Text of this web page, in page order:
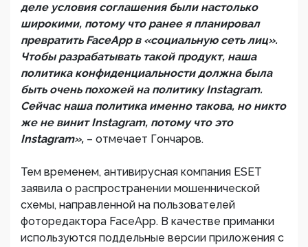
деле условия соглашения были настолько
широкими, потому что ранее я планировал
превратить FaceApp в «социальную сеть лиц».
Чтобы разрабатывать такой продукт, наша
политика конфиденциальности должна была
быть очень похожей на политику Instagram.
Сейчас наша политика именно такова, но никто
же не винит Instagram, потому что это
Instagram», – отмечает Гончаров.
Тем временем, антивирусная компания ESET
заявила о распространении мошеннической
схемы, направленной на пользователей
фоторедактора FaceApp. В качестве приманки
используются поддельные версии приложения с